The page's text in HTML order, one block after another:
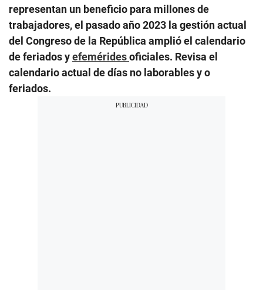
representan un beneficio para millones de
trabajadores, el pasado año 2023 la gestión actual
del Congreso de la República amplió el calendario
de feriados yefeméridesoficiales. Revisa el
calendario actual de días no laborables y o
feriados.